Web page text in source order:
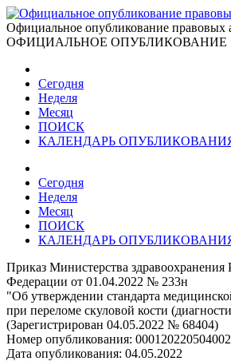
Официальное опубликование правовых
ОФИЦИАЛЬНОЕ ОПУБЛИКОВАНИЕ
Сегодня
Неделя
Месяц
ПОИСК
КАЛЕНДАРЬ
Сегодня
Неделя
Месяц
ПОИСК
КАЛЕНДАРЬ
Приказ Министерства здравоохранения
Федерации от 01.04.2022 № 233н
"Об утверждении стандарта
при переломе скуловой кости
(Зарегистрирован 04.05.2022 № 68404)
Номер опубликования:
Дата опубликования: 04.05.2022